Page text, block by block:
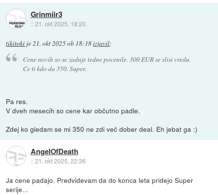
Grinmiir3
::21. okt 2025, 18:20
tikitoki je21. okt 2025 ob 18:18izjavil:
Cene novih so se zadnje tedne pocenile. 300 EUR se slisi vredu.
Ce ti kdo da 350. Super.
Pa res.
V dveh mesecih so cene kar občutno padle.
Zdej ko gledam se mi 350 ne zdi več dober deal. Eh jebat ga :)
AngelOfDeath
::21. okt 2025, 22:36
Ja cene padajo. Predvidevam da do konca leta pridejo Super
serije...